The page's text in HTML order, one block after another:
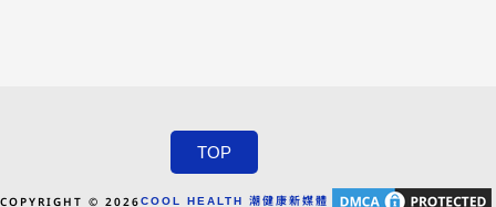
TOP
COPYRIGHT © 2026COOL HEALTH 潮健康新媒體